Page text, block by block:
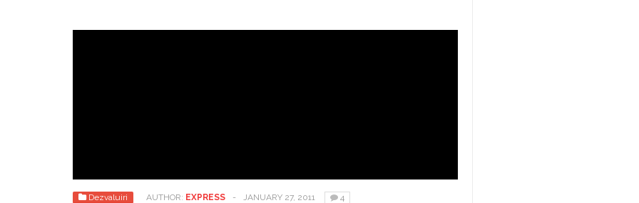
Academia Română: 5G poate cauza CANCER. Guvernul, dat în judecată pentru HG 5G. Antenele de telefonie
Dezvaluiri AUTHOR: EXPRESS - JANUARY 27, 2011 4